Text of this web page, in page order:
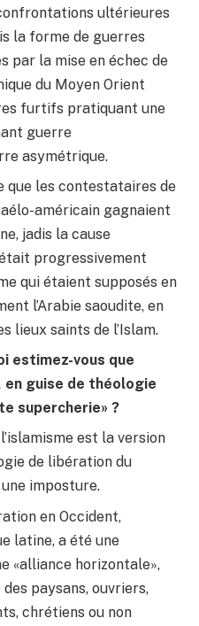
ultérieures
la forme de guerres
par la mise en échec de
du Moyen Orient
furtifs pratiquant une
guerre
asymétrique.
que les contestataires de
américain gagnaient
jadis la cause
progressivement
qui étaient supposés en
l’Arabie saoudite, en
lieux saints de l’Islam.
estimez-vous que
en guise de théologie
supercherie» ?
est la version
de libération du
imposture.
en Occident,
latine, a été une
«alliance horizontale»,
paysans, ouvriers,
chrétiens ou non